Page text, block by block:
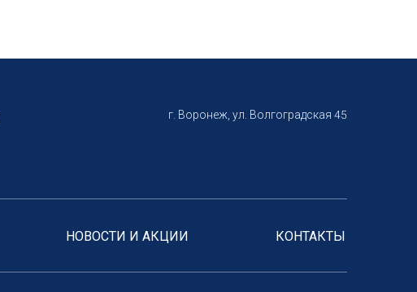
г. Воронеж, ул. Волгоградская 45
НОВОСТИ И АКЦИИ КОНТАКТЫ